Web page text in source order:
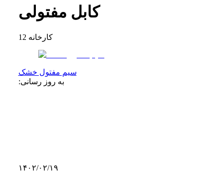
کابل مفتولی
12 کارخانه
سیم مفتول خشک
به روز رسانی:
۱۴۰۲/۰۲/۱۹